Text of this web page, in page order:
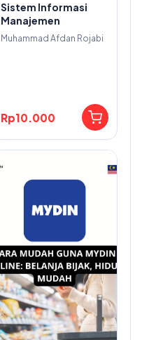
Sistem Informasi
Manajemen
Muhammad Afdan Rojabi
Rp10.000